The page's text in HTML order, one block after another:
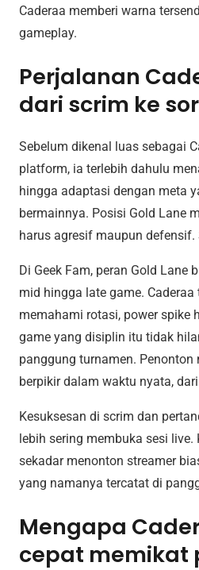
Caderaa memberi warna
gameplay.
Perjalanan
dari scrim ke
Sebelum dikenal luas sebagai
platform, ia terlebih dahulu
hingga adaptasi dengan meta
bermainnya. Posisi Gold Lane
harus agresif maupun
Di Geek Fam, peran Gold
mid hingga late game.
memahami rotasi, power spike
game yang disiplin itu tidak
panggung turnamen.
berpikir dalam waktu nyata,
Kesuksesan di scrim dan
lebih sering membuka sesi
sekadar menonton streamer
yang namanya tercatat di
Mengapa
cepat memikat